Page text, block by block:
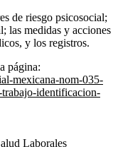
de riesgo psicosocial;
las medidas y acciones
y los registros.
página:
mexicana-nom-035-
trabajo-identificacion-
Laborales